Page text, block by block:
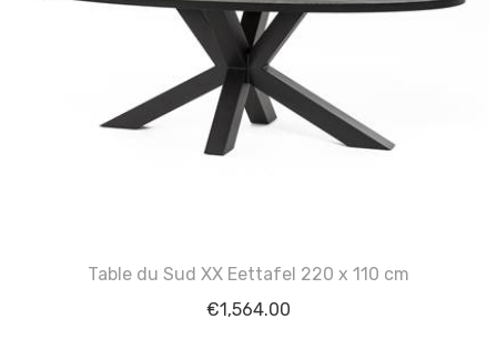
Table du Sud XX Eettafel 220 x 110 cm
€1,564.00